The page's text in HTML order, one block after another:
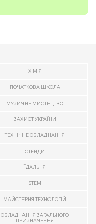
ХІМІЯ
ПОЧАТКОВА ШКОЛА
МУЗИЧНЕ МИСТЕЦТВО
ЗАХИСТ УКРАЇНИ
ТЕХНІЧНЕ ОБЛАДНАННЯ
СТЕНДИ
ЇДАЛЬНЯ
STEM
МАЙСТЕРНЯ ТЕХНОЛОГІЙ
ОБЛАДНАННЯ ЗАГАЛЬНОГО
ПРИЗНАЧЕННЯ